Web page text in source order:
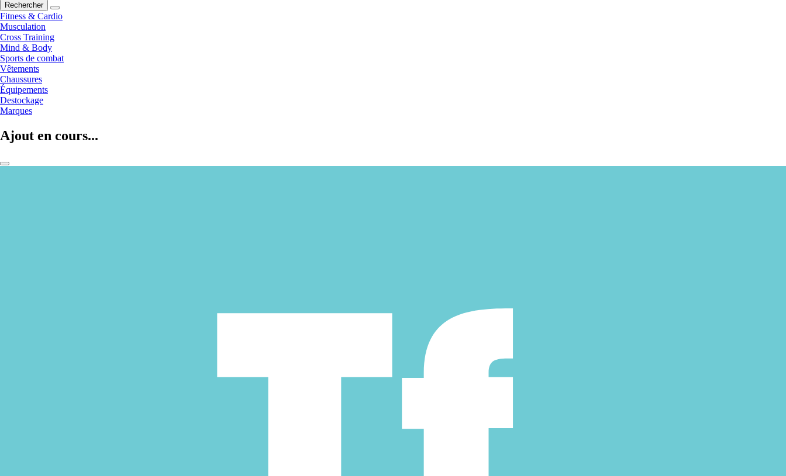
Rechercher
Fitness & Cardio
Musculation
Cross Training
Mind & Body
Sports de combat
Vêtements
Chaussures
Équipements
Destockage
Marques
Ajout en cours...